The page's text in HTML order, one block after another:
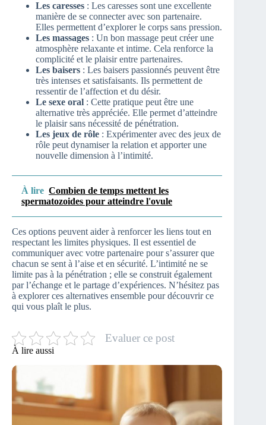
Les caresses : Les caresses sont une excellente
manière de se connecter avec son partenaire.
Elles permettent d’explorer le corps sans pression.
Les massages : Un bon massage peut créer une
atmosphère relaxante et intime. Cela renforce la
complicité et le plaisir entre partenaires.
Les baisers : Les baisers passionnés peuvent être
très intenses et satisfaisants. Ils permettent de
ressentir de l’affection et du désir.
Le sexe oral : Cette pratique peut être une
alternative très appréciée. Elle permet d’atteindre
le plaisir sans nécessité de pénétration.
Les jeux de rôle : Expérimenter avec des jeux de
rôle peut dynamiser la relation et apporter une
nouvelle dimension à l’intimité.
À lire Combien de temps mettent les
spermatozoides pour atteindre l'ovule
Ces options peuvent aider à renforcer les liens tout en
respectant les limites physiques. Il est essentiel de
communiquer avec votre partenaire pour s’assurer que
chacun se sent à l’aise et en sécurité. L’intimité ne se
limite pas à la pénétration ; elle se construit également
par l’échange et le partage d’expériences. N’hésitez pas
à explorer ces alternatives ensemble pour découvrir ce
qui vous plaît le plus.
Evaluer ce post
À lire aussi